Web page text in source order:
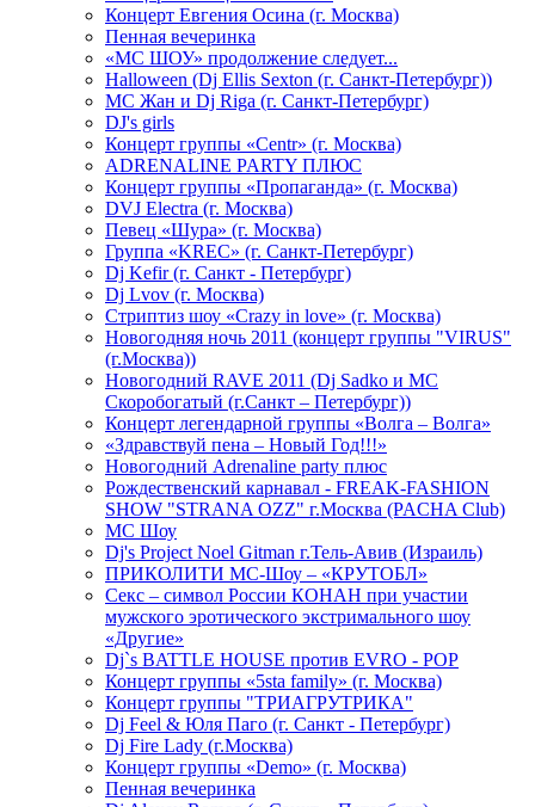
Концерт Евгения Осина (г. Москва)
Пенная вечеринка
«МС ШОУ» продолжение следует...
Halloween (Dj Ellis Sexton (г. Санкт-Петербург))
МС Жан и Dj Riga (г. Санкт-Петербург)
DJ's girls
Концерт группы «Centr» (г. Москва)
ADRENALINE PARTY ПЛЮС
Концерт группы «Пропаганда» (г. Москва)
DVJ Electra (г. Москва)
Певец «Шура» (г. Москва)
Группа «KREC» (г. Санкт-Петербург)
Dj Kefir (г. Санкт - Петербург)
Dj Lvov (г. Москва)
Стриптиз шоу «Crazy in love» (г. Москва)
Новогодняя ночь 2011 (концерт группы "VIRUS"
(г.Москва))
Новогодний RAVE 2011 (Dj Sadko и MC
Скоробогатый (г.Санкт – Петербург))
Концерт легендарной группы «Волга – Волга»
«Здравствуй пена – Новый Год!!!»
Новогодний Adrenaline party плюс
Рождественский карнавал - FREAK-FASHION
SHOW "STRANA OZZ" г.Москва (PACHA Club)
MC Шоу
Dj's Project Noel Gitman г.Тель-Авив (Израиль)
ПРИКОЛИТИ МС-Шоу – «КРУТОБЛ»
Секс – символ России КОНАН при участии
мужского эротического экстримального шоу
«Другие»
Dj`s BATTLE HOUSE против EVRO - POP
Концерт группы «5sta family» (г. Москва)
Концерт группы "ТРИАГРУТРИКА"
Dj Feel & Юля Паго (г. Санкт - Петербург)
Dj Fire Lady (г.Москва)
Концерт группы «Demo» (г. Москва)
Пенная вечеринка